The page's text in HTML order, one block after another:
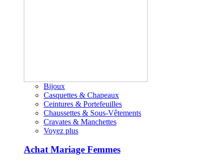
Bijoux
Casquettes & Chapeaux
Ceintures & Portefeuilles
Chaussettes & Sous-Vêtements
Cravates & Manchettes
Voyez plus
Achat Mariage Femmes